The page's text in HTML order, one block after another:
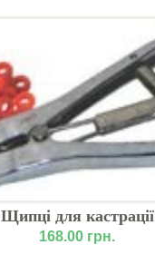
Щипці для кастрації
168.00 грн.